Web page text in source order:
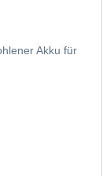
Akku für